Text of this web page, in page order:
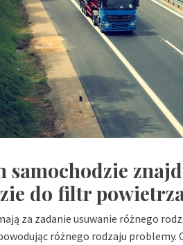
samochodzie
do filtr
za zadanie usuwanie różnego
różnego rodzaju problemy.